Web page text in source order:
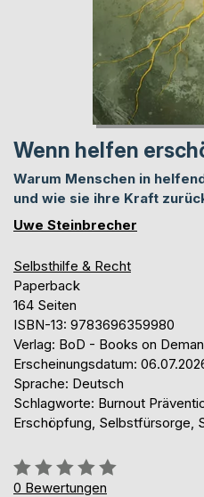
Wenn helfen
Warum Menschen in
und wie sie ihre Kraft
Uwe Steinbrecher
Selbsthilfe & Recht
Paperback
164 Seiten
ISBN-13: 9783696359980
Verlag: BoD - Books on
Erscheinungsdatum:
Sprache: Deutsch
Schlagworte: Burnout
Erschöpfung, Selbstfürsorge,
Bewertung::
0%
0 Bewertungen